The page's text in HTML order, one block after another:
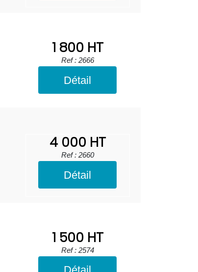
1 800 HT
Ref : 2666
Détail
4 000 HT
Ref : 2660
Détail
1 500 HT
Ref : 2574